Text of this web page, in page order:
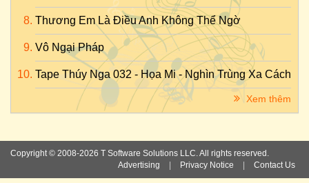
Thương Em Là Điều Anh Không Thể Ngờ
Vô Ngại Pháp
Tape Thúy Nga 032 - Họa Mi - Nghìn Trùng Xa Cách
Xem thêm
Copyright © 2008-2026 T Software Solutions LLC. All rights reserved.
Advertising
Privacy Notice Contact Us